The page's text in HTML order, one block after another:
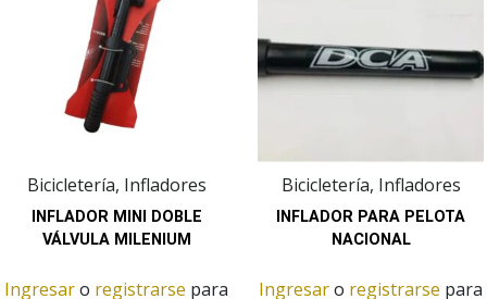
Bicicletería, Infladores
INFLADOR MINI DOBLE
VÁLVULA MILENIUM
Ingresaro registrarse para
Bicicletería, Infladores
INFLADOR PARA PELOTA
NACIONAL
Ingresaro registrarse para